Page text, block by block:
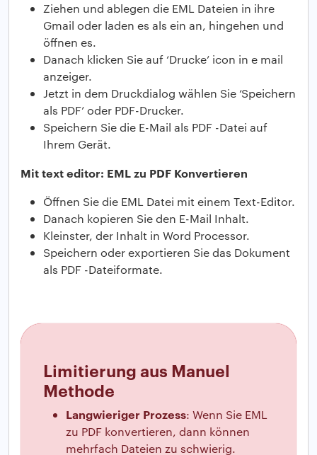
Ziehen und ablegen die EML Dateien in ihre
Gmail oder laden es als ein an, hingehen und
öffnen es.
Danach klicken Sie auf ‘Drucke’ icon in e mail
anzeiger.
Jetzt in dem Druckdialog wählen Sie ‘Speichern
als PDF’ oder PDF-Drucker.
Speichern Sie die E-Mail als PDF -Datei auf
Ihrem Gerät.
Mit text editor: EML zu PDF Konvertieren
Öffnen Sie die EML Datei mit einem Text-Editor.
Danach kopieren Sie den E-Mail Inhalt.
Kleinster, der Inhalt in Word Processor.
Speichern oder exportieren Sie das Dokument
als PDF -Dateiformate.
Limitierung aus Manuel
Methode
Langwieriger Prozess: Wenn Sie EML
zu PDF konvertieren, dann können
mehrfach Dateien zu schwierig.